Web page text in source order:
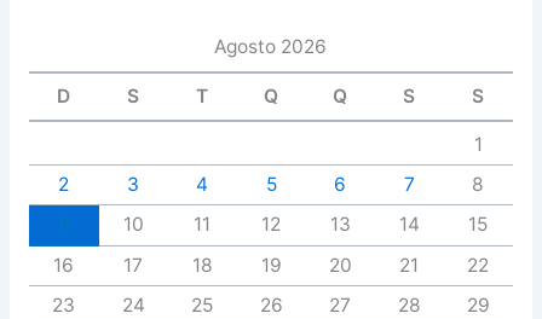
Agosto 2026
D S T Q Q S S
1
2
3 4 5 6 7
8
10 11 12 13 14
15
16
17 18 19 20 21
22
23
24 25 26 27 28
29